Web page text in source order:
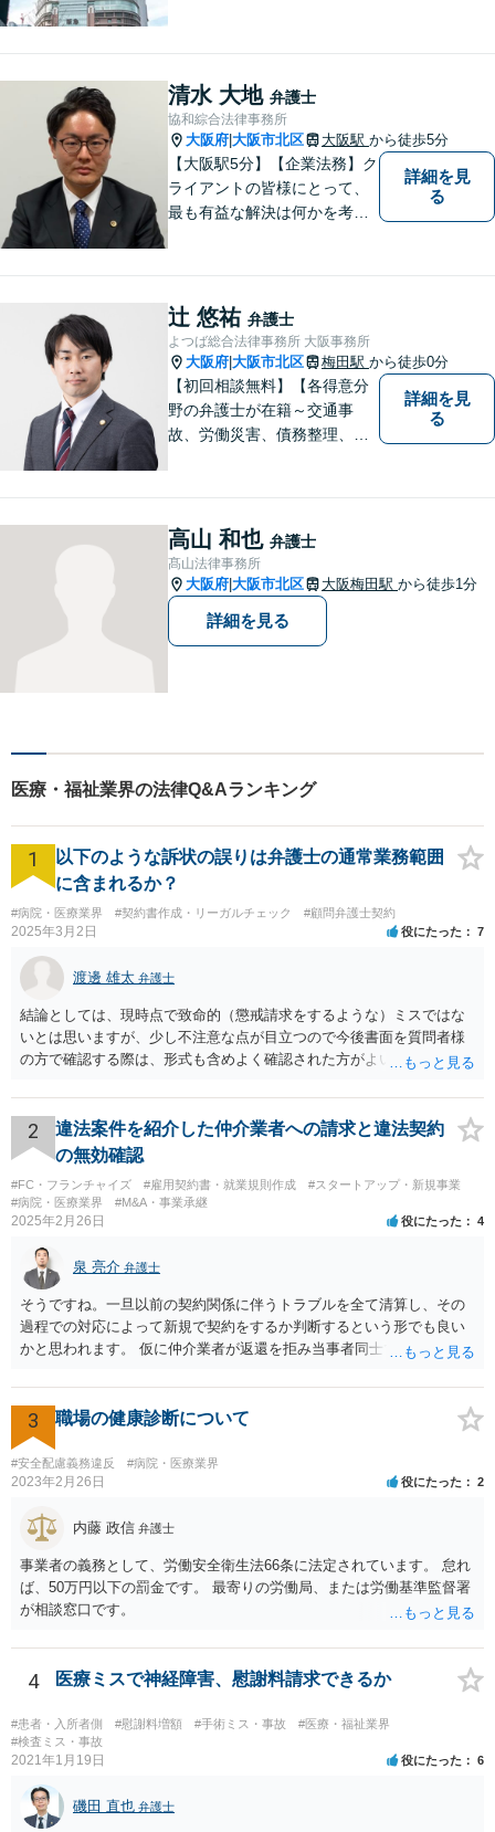
は他の弁護士宛ての場合は、
対応いたしかねます。
清水 大地 弁護士
協和綜合法律事務所
大阪府 大阪市北区 大阪駅 から徒歩5分
【大阪駅5分】【企業法務】ク
ライアントの皆様にとって、
最も有益な解決は何かを考え
からのアドバイスもできるよ
う日々精進してまいります。
詳細を見
る
辻 悠祐 弁護士
よつば総合法律事務所 大阪事務所
大阪府 大阪市北区 梅田駅 から徒歩0分
【初回相談無料】【各得意分
野の弁護士が在籍～交通事
故、労働災害、債務整理、相
詳細を見
る
高山 和也 弁護士
髙山法律事務所
大阪府 大阪市北区 大阪梅田駅 から徒歩1分
詳細を見る
医療・福祉業界の法律Q&Aランキング
1
以下のような訴状の誤りは弁護士の通常業務範囲
に含まれるか？
#病院・医療業界 #契約書作成・リーガルチェック #顧問弁護士契約
2025年3月2日 役にたった 7
渡邊 雄太 弁護士
結論としては、現時点で致命的（懲戒請求をするような）ミスではな
いとは思いますが、少し不注意な点が目立つので今後書面を質問者様
の方で確認する際は、形式も含めよく確認された方がよいと思われま
正 →のぞましくはないですが、時たまあるものと存じます。 通常は、
弁護士が起案 Ⅰ依頼者に内容の確認 Ⅱ弁護士が誤字脱字等を確認 Ⅲ
念のため事務員が確認 Ⅳ提出 の流れになりますので、どこかの段階で
気が付くことが多いです。仮処分等緊急性が高い案件では提出時に裁
判所窓口で修正して受理してもらうということはありますので、その
場合は責められない部分もあるかと思います。 ②証拠である薬品名を
うね。よくわからないならば弁護士としては依頼者にこちらの薬品で
よいですかと聞くべきではあると思います。他のミスに比してこれは
内容に関するミスなので、今後はよく確認いただいた方がよいと思い
ます。 ③証拠のナンバーが入らないまま甲号証のハンコが押されたま
まになっている →形式ミスですね。不注意ですが、訴訟の勝敗に直結
ショットの証拠が縦長や横長に印刷され、文字が間延びしている(読め
ないことはない) →こちらも③と同様であると思います。 以上のとお
り、①～④も訴訟の勝敗に直結するものではないと思われますので、
致命的なミスではないと思います。 もっとも、形式面も仕事の完成物
として当然確認すべきでありますので、今後は気を付けるように弁護
2
違法案件を紹介した仲介業者への請求と違法契約
の無効確認
#FC・フランチャイズ #雇用契約書・就業規則作成
#スタートアップ・新規事業
#病院・医療業界
#M&A・事業承継
2025年2月26日 役にたった 4
泉 亮介 弁護士
そうですね。一旦以前の契約関係に伴うトラブルを全て清算し、その
過程での対応によって新規で契約をするか判断するという形でも良い
かと思われます。 仮に仲介業者が返還を拒み当事者同士での解決が困
3 職場の健康診断について
#安全配慮義務違反 #病院・医療業界
2023年2月26日 役にたった 2
内藤 政信 弁護士
事業者の義務として、労働安全衛生法66条に法定されています。 怠れ
ば、50万円以下の罰金です。 最寄りの労働局、または労働基準監督署
が相談窓口です。
4 医療ミスで神経障害、慰謝料請求できるか
#患者・入所者側 #慰謝料増額 #手術ミス・事故
#医療・福祉業界
#検査ミス・事故
2021年1月19日 役にたった 6
磯田 直也 弁護士